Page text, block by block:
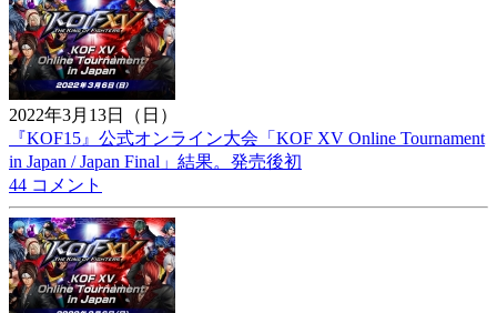
2022年3月13日（日）
『KOF15』公式オンライン大会「KOF XV Online Tournament
in Japan / Japan Final」結果。発売後初
44 コメント